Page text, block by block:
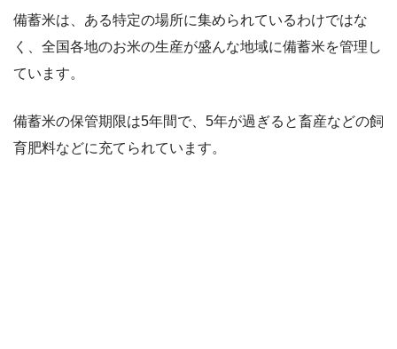
備蓄米は、ある特定の場所に集められているわけではな
く、全国各地のお米の生産が盛んな地域に備蓄米を管理し
ています。
備蓄米の保管期限は5年間で、5年が過ぎると畜産などの飼
育肥料などに充てられています。